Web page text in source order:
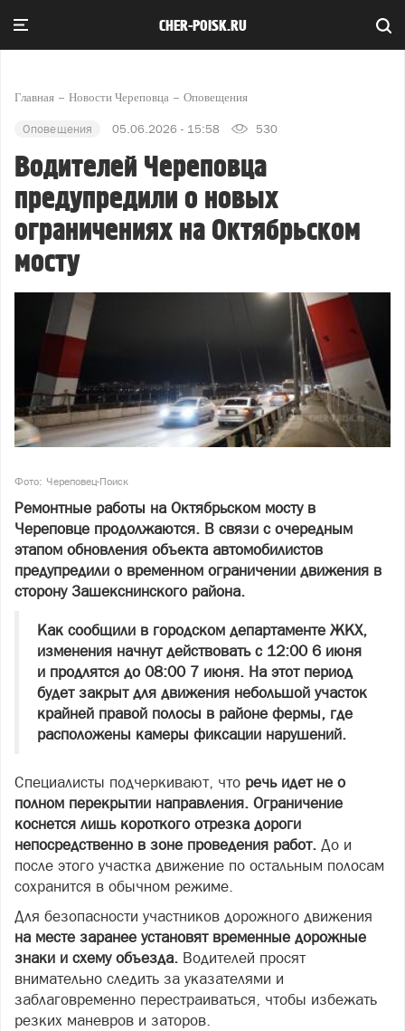
CHER-POISK.RU
Главная Новости Череповца Оповещения
Оповещения 05.06.2026 - 15:58 530
Водителей Череповца
предупредили о новых
ограничениях на Октябрьском
мосту
Фото: Череповец-Поиск
Ремонтные работы на Октябрьском мосту в
Череповце продолжаются. В связи с очередным
этапом обновления объекта автомобилистов
предупредили о временном ограничении движения в
сторону Зашекснинского района.
Как сообщили в городском департаменте ЖКХ,
изменения начнут действовать с 12:00 6 июня
и продлятся до 08:00 7 июня. На этот период
будет закрыт для движения небольшой участок
крайней правой полосы в районе фермы, где
расположены камеры фиксации нарушений.
Специалисты подчеркивают, что речь идет не о
полном перекрытии направления. Ограничение
коснется лишь короткого отрезка дороги
непосредственно в зоне проведения работ. До и
после этого участка движение по остальным полосам
сохранится в обычном режиме.
Для безопасности участников дорожного движения
на месте заранее установят временные дорожные
знаки и схему объезда. Водителей просят
внимательно следить за указателями и
заблаговременно перестраиваться, чтобы избежать
резких маневров и заторов.